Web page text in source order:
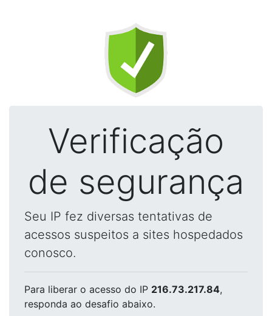
Verificação
de segurança
Seu IP fez diversas tentativas de
acessos suspeitos a sites hospedados
conosco.
Para liberar o acesso do IP 216.73.217.84,
responda ao desafio abaixo.